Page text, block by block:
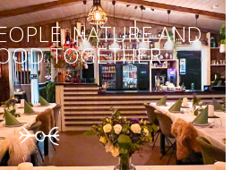
NATURE AND
TOGETHER.